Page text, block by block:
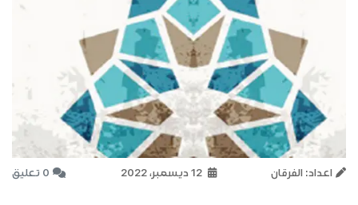
اعداد: الفرقان 12 ديسمبر، 2022 0 تعليق